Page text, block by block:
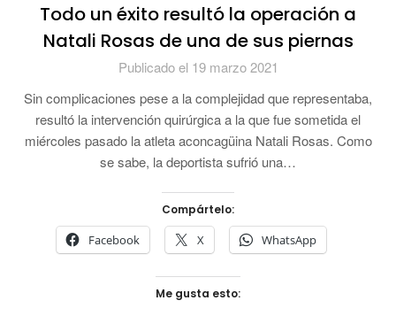
Todo un éxito resultó la operación a
Natali Rosas de una de sus piernas
Publicado el 19 marzo 2021
Sin complicaciones pese a la complejidad que representaba,
resultó la intervención quirúrgica a la que fue sometida el
miércoles pasado la atleta aconcagüina Natali Rosas. Como
se sabe, la deportista sufrió una…
Compártelo:
Facebook X WhatsApp
Me gusta esto: